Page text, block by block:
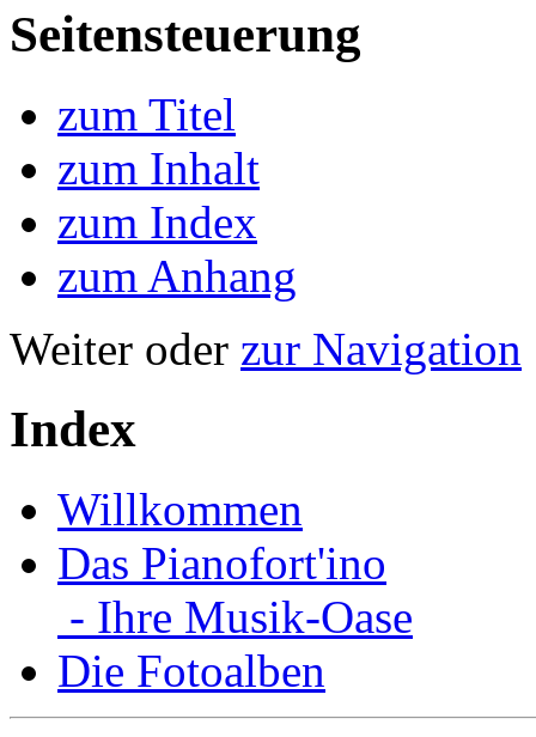
Seitensteuerung
zum Titel
zum Inhalt
zum Index
zum Anhang
Weiter oder zur Navigation
Index
Willkommen
Das Pianofort'ino
- Ihre Musik-Oase
Die Fotoalben